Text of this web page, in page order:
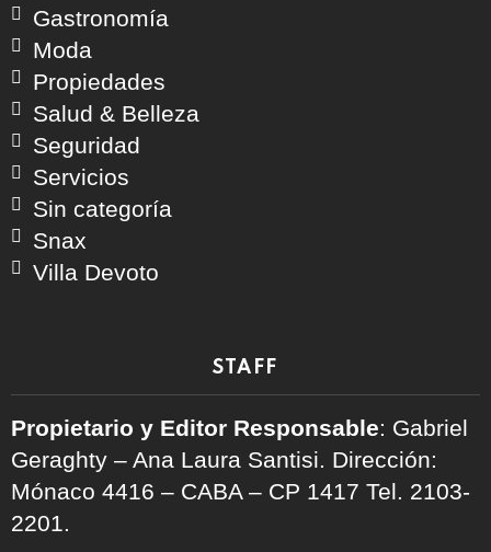
Gastronomía
Moda
Propiedades
Salud & Belleza
Seguridad
Servicios
Sin categoría
Snax
Villa Devoto
STAFF
Propietario y Editor Responsable: Gabriel
Geraghty – Ana Laura Santisi. Dirección:
Mónaco 4416 – CABA – CP 1417 Tel. 2103-
2201.